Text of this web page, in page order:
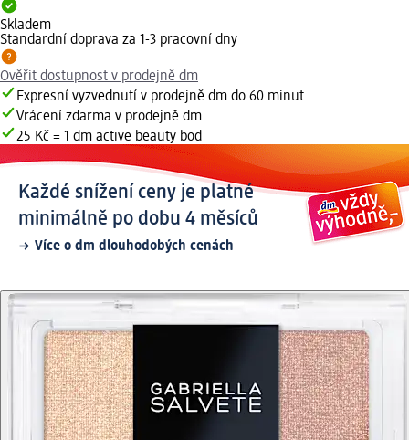
Skladem
Standardní doprava za 1-3 pracovní dny
Ověřit dostupnost v prodejně dm
Expresní vyzvednutí v prodejně dm do 60 minut
Vrácení zdarma v prodejně dm
25 Kč = 1 dm active beauty bod
Každé snížení ceny je platné
minimálně po dobu 4 měsíců
Více o dm dlouhodobých cenách